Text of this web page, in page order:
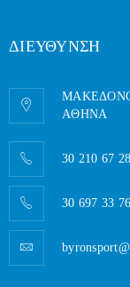
ΔΙΕΥΘΥΝΣΗ
AΘΗΝΑ
30 210 67
30 697 33